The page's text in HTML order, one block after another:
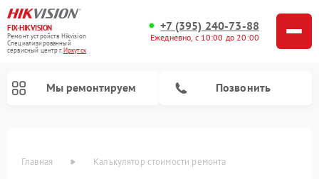
FIX-HIKVISION
Ремонт устройств Hikvision
Специализированный
cервисный центр г.Иркутск
+7 (395) 240-73-88
Ежедневно, с 10:00 до 20:00
Мы ремонтируем Позвонить
Главная Калькулятор стоимости ремонта